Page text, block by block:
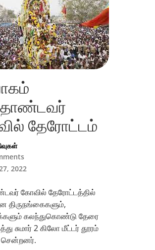
தேரோட்டம்
2022
கோவில் தேரோட்டத்தில்
திருநங்கைகளும்,
கலந்துகொண்டு தேரை
சுமார் 2 கிலோ மீட்டர் தூரம்
சென்றனர்.